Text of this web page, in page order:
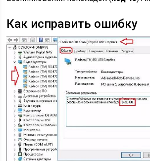
Как исправить ошибку